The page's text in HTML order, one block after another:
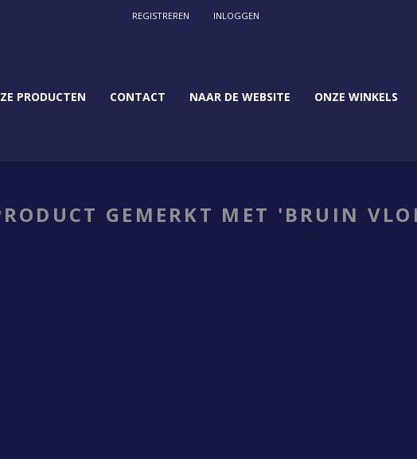
REGISTREREN INLOGGEN
PRODUCTEN CONTACT NAAR DE WEBSITE ONZE WINKELS
GEMERKT MET 'BRUIN